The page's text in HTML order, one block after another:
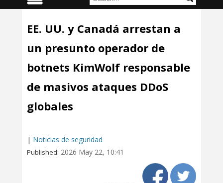
EE. UU. y Canadá arrestan a
un presunto operador de
botnets KimWolf responsable
de masivos ataques DDoS
globales
| Noticias de seguridad
Published: 2026 May 22, 10:41